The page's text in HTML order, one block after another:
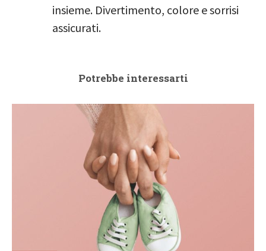
insieme. Divertimento, colore e sorrisi
assicurati.
Potrebbe interessarti